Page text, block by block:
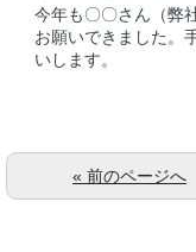
今年も〇〇さん（弊
お願いできました。
いします。
« 前のページへ